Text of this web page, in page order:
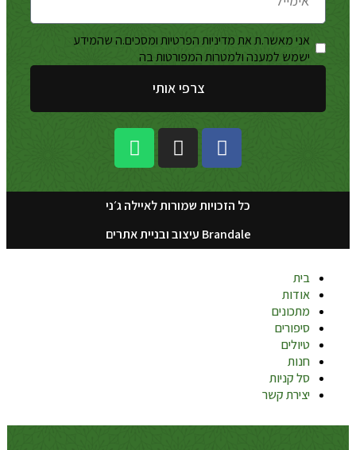
אני מאשר.ת את מדיניות הפרטיות ומסכים.ה שהמידע
ישמש למענה ולמטרות המפורטות בה
צרפי אותי
כל הזכויות שמורות לאיילה ג׳ני
Brandale עיצוב ובניית אתרים
בית
אודות
מתכונים
סיפורים
טיולים
חנות
סל קניות
יצירת קשר